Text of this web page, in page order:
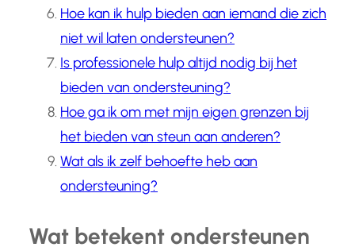
Hoe kan ik hulp bieden aan iemand die zich
niet wil laten ondersteunen?
Is professionele hulp altijd nodig bij het
bieden van ondersteuning?
Hoe ga ik om met mijn eigen grenzen bij
het bieden van steun aan anderen?
Wat als ik zelf behoefte heb aan
ondersteuning?
Wat betekent ondersteunen